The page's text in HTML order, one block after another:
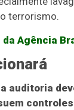
terrorismo.
daAgência
a auditoria